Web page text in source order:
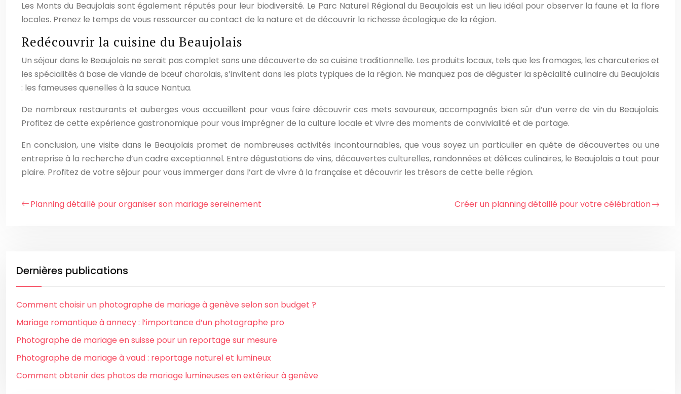
Les Monts du Beaujolais sont également réputés pour leur biodiversité. Le Parc Naturel Régional du Beaujolais est un lieu idéal pour observer la faune et la flore
locales. Prenez le temps de vous ressourcer au contact de la nature et de découvrir la richesse écologique de la région.
Redécouvrir la cuisine du Beaujolais
Un séjour dans le Beaujolais ne serait pas complet sans une découverte de sa cuisine traditionnelle. Les produits locaux, tels que les fromages, les charcuteries et
les spécialités à base de viande de bœuf charolais, s’invitent dans les plats typiques de la région. Ne manquez pas de déguster la spécialité culinaire du Beaujolais
: les fameuses quenelles à la sauce Nantua.
De nombreux restaurants et auberges vous accueillent pour vous faire découvrir ces mets savoureux, accompagnés bien sûr d’un verre de vin du Beaujolais.
Profitez de cette expérience gastronomique pour vous imprégner de la culture locale et vivre des moments de convivialité et de partage.
En conclusion, une visite dans le Beaujolais promet de nombreuses activités incontournables, que vous soyez un particulier en quête de découvertes ou une
entreprise à la recherche d’un cadre exceptionnel. Entre dégustations de vins, découvertes culturelles, randonnées et délices culinaires, le Beaujolais a tout pour
plaire. Profitez de votre séjour pour vous immerger dans l’art de vivre à la française et découvrir les trésors de cette belle région.
Planning détaillé pour organiser son mariage sereinement Créer un planning détaillé pour votre célébration
Dernières publications
Comment choisir un photographe de mariage à genève selon son budget ?
Mariage romantique à annecy : l’importance d’un photographe pro
Photographe de mariage en suisse pour un reportage sur mesure
Photographe de mariage à vaud : reportage naturel et lumineux
Comment obtenir des photos de mariage lumineuses en extérieur à genève